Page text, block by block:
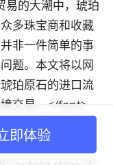
的大潮中，琥珀
多珠宝商和收藏
非一件简单的事
题。本文将以网
珀原石的进口流
交易。</font>
即体验